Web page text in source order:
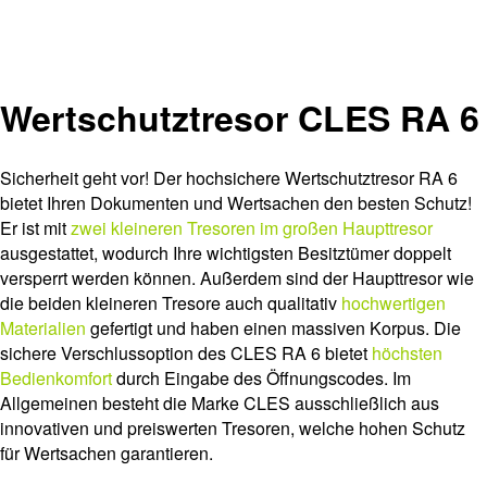
Wertschutztresor CLES RA 6
Sicherheit geht vor! Der hochsichere Wertschutztresor RA 6
bietet Ihren Dokumenten und Wertsachen den besten Schutz!
Er ist mitzwei kleineren Tresoren im großen Haupttresor
ausgestattet, wodurch Ihre wichtigsten Besitztümer doppelt
versperrt werden können. Außerdem sind der Haupttresor wie
die beiden kleineren Tresore auch qualitativ hochwertigen
Materialien gefertigt und haben einen massiven Korpus. Die
sichere Verschlussoption des CLES RA 6 bietet höchsten
Bedienkomfortdurch Eingabe des Öffnungscodes. Im
Allgemeinen besteht die Marke CLES ausschließlich aus
innovativen und preiswerten Tresoren, welche hohen Schutz
für Wertsachen garantieren.